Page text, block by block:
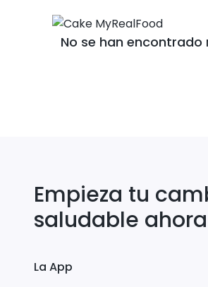
No se han encontrado
Empieza tu
saludable ahora
La App